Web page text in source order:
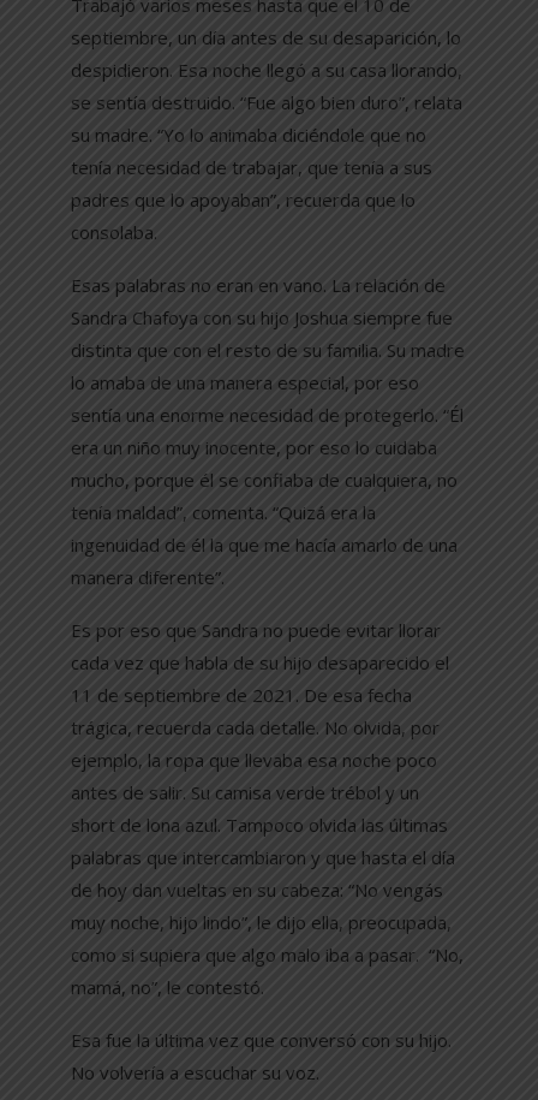
septiembre, un día antes de su desaparición, lo
despidieron. Esa noche llegó a su casa llorando,
se sentía destruido. “Fue algo bien duro”, relata
su madre. “Yo lo animaba diciéndole que no
tenía necesidad de trabajar, que tenía a sus
padres que lo apoyaban”, recuerda que lo
consolaba.
Esas palabras no eran en vano. La relación de
Sandra Chafoya con su hijo Joshua siempre fue
distinta que con el resto de su familia. Su madre
lo amaba de una manera especial, por eso
sentía una enorme necesidad de protegerlo. “Él
era un niño muy inocente, por eso lo cuidaba
mucho, porque él se confiaba de cualquiera, no
tenía maldad”, comenta. “Quizá era la
ingenuidad de él la que me hacía amarlo de una
manera diferente”.
Es por eso que Sandra no puede evitar llorar
cada vez que habla de su hijo desaparecido el
11 de septiembre de 2021. De esa fecha
trágica, recuerda cada detalle. No olvida, por
ejemplo, la ropa que llevaba esa noche poco
antes de salir. Su camisa verde trébol y un
short de lona azul. Tampoco olvida las últimas
palabras que intercambiaron y que hasta el día
de hoy dan vueltas en su cabeza: “No vengás
muy noche, hijo lindo”, le dijo ella, preocupada,
como si supiera que algo malo iba a pasar. “No,
mamá, no”, le contestó.
Esa fue la última vez que conversó con su hijo.
No volvería a escuchar su voz.